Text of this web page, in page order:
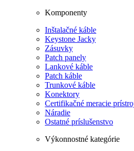
Komponenty
Inštalačné káble
Keystone Jacky
Zásuvky
Patch panely
Lankové káble
Patch káble
Trunkové káble
Konektory
Certifikačné meracie
Náradie
Ostatné príslušenstvo
Výkonnostné kategórie